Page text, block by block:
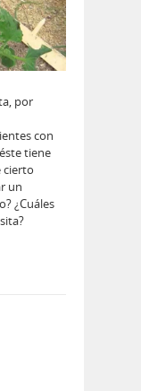
por
con
tiene
cierto
un
¿Cuáles